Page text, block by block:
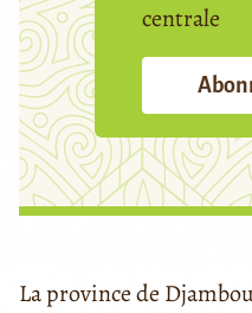
centrale
La province de